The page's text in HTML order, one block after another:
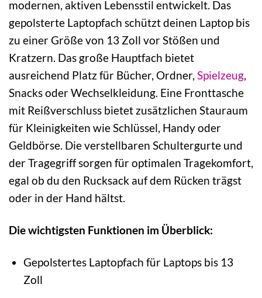
modernen, aktiven Lebensstil entwickelt. Das
gepolsterte Laptopfach schützt deinen Laptop bis
zu einer Größe von 13 Zoll vor Stößen und
Kratzern. Das große Hauptfach bietet
ausreichend Platz für Bücher, Ordner, Spielzeug,
Snacks oder Wechselkleidung. Eine Fronttasche
mit Reißverschluss bietet zusätzlichen Stauraum
für Kleinigkeiten wie Schlüssel, Handy oder
Geldbörse. Die verstellbaren Schultergurte und
der Tragegriff sorgen für optimalen Tragekomfort,
egal ob du den Rucksack auf dem Rücken trägst
oder in der Hand hältst.
Die wichtigsten Funktionen im Überblick:
Gepolstertes Laptopfach für Laptops bis 13
Zoll